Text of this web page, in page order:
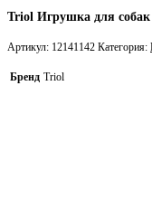
Triol Игрушка для
Артикул: 12141142 Категория:
Бренд Triol